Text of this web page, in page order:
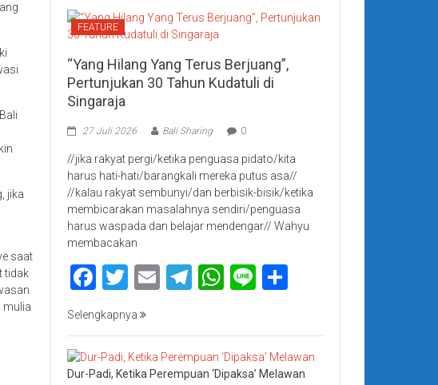
jika
saat
tidak
mulia
FEATURE
“Yang Hilang Yang Terus Berjuang”,
Pertunjukan 30 Tahun Kudatuli di
Singaraja
27 Juli 2026 Bali Sharing 0
//jika rakyat pergi/ketika penguasa pidato/kita
harus hati-hati/barangkali mereka putus asa//
//kalau rakyat sembunyi/dan berbisik-bisik/ketika
membicarakan masalahnya sendiri/penguasa
harus waspada dan belajar mendengar// Wahyu
membacakan
Facebook
Twitter
EmailTelegram
WhatsApp
Line
Selengkapnya
Dur-Padi, Ketika Perempuan ‘Dipaksa’ Melawan